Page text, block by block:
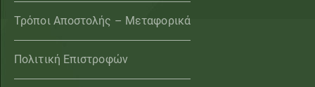
Τρόποι Αποστολής – Μεταφορικά
Πολιτική Επιστροφών